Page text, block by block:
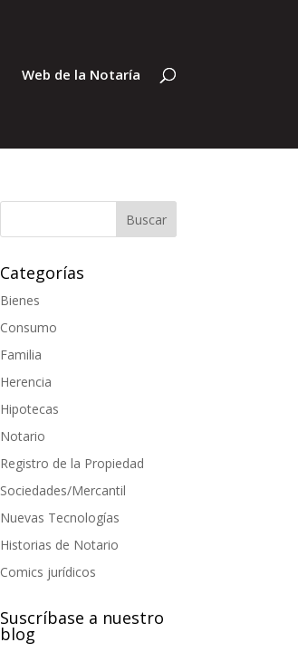
Web de la Notaría
Categorías
Bienes
Consumo
Familia
Herencia
Hipotecas
Notario
Registro de la Propiedad
Sociedades/Mercantil
Nuevas Tecnologías
Historias de Notario
Comics jurídicos
Suscríbase a nuestro
blog